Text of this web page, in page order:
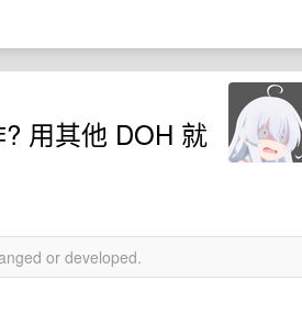
用其他 DOH 就
or developed.